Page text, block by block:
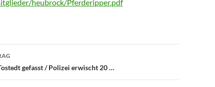
heubrock/Pferderipper.pdf
gefasst / Polizei erwischt 20 …